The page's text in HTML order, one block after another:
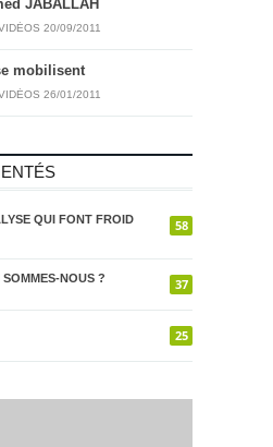
JABALLAH
20/09/2011
mobilisent
26/01/2011
58
QUI FONT FROID
37
NOUS ?
25